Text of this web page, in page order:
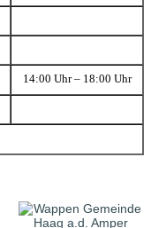
14:00 Uhr – 18:00 Uhr